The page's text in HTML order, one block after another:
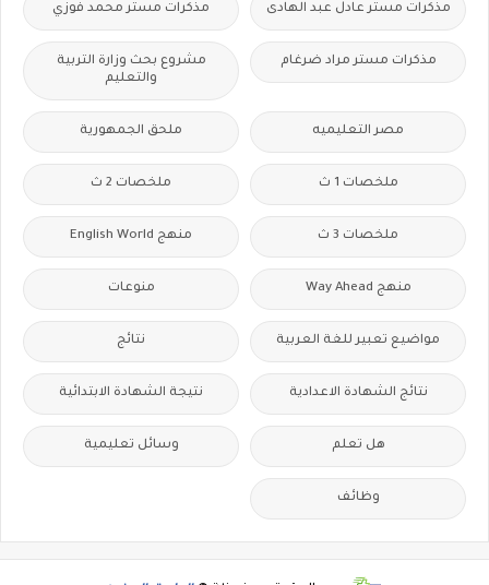
مذكرات مستر عادل عبد الهادى مذكرات مستر محمد فوزي
مذكرات مستر مراد ضرغام
مشروع بحث وزارة التربية
والتعليم
مصر التعليميه ملحق الجمهورية
ملخصات 1 ث ملخصات 2 ث
ملخصات 3 ث منهج English World
منهج Way Ahead منوعات
مواضيع تعبير للغة العربية نتائج
نتائج الشهادة الاعدادية نتيجة الشهادة الابتدائية
هل تعلم وسائل تعليمية
وظائف